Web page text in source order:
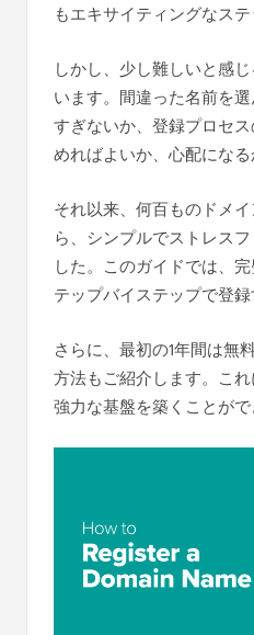
もエキサイティングなステ
しかし、少し難しいと感
います。間違った名前を
すぎないか、登録プロセ
めればよいか、心配になる
それ以来、何百ものドメ
ら、シンプルでストレス
した。このガイドでは、
テップバイステップで登録
さらに、最初の1年間は無
方法もご紹介します。こ
強力な基盤を築くことがで